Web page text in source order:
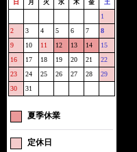
日 月 火 水 木 金 土
1
2
3 4 5 6 7
8
9
10 11 12 13 14
15
16
17 18 19 20 21
22
23
24 25 26 27 28
29
30
31
夏季休業
定休日